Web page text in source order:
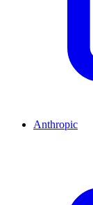
Anthropic